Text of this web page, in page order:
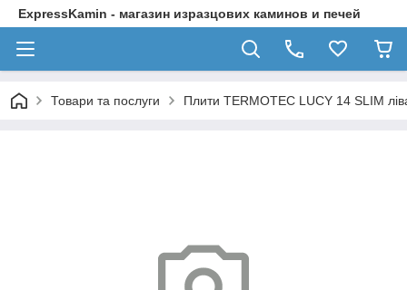
ExpressKamin - магазин изразцових каминов и печей
Товари та послуги Плити TERMOTEC LUCY 14 SLIM